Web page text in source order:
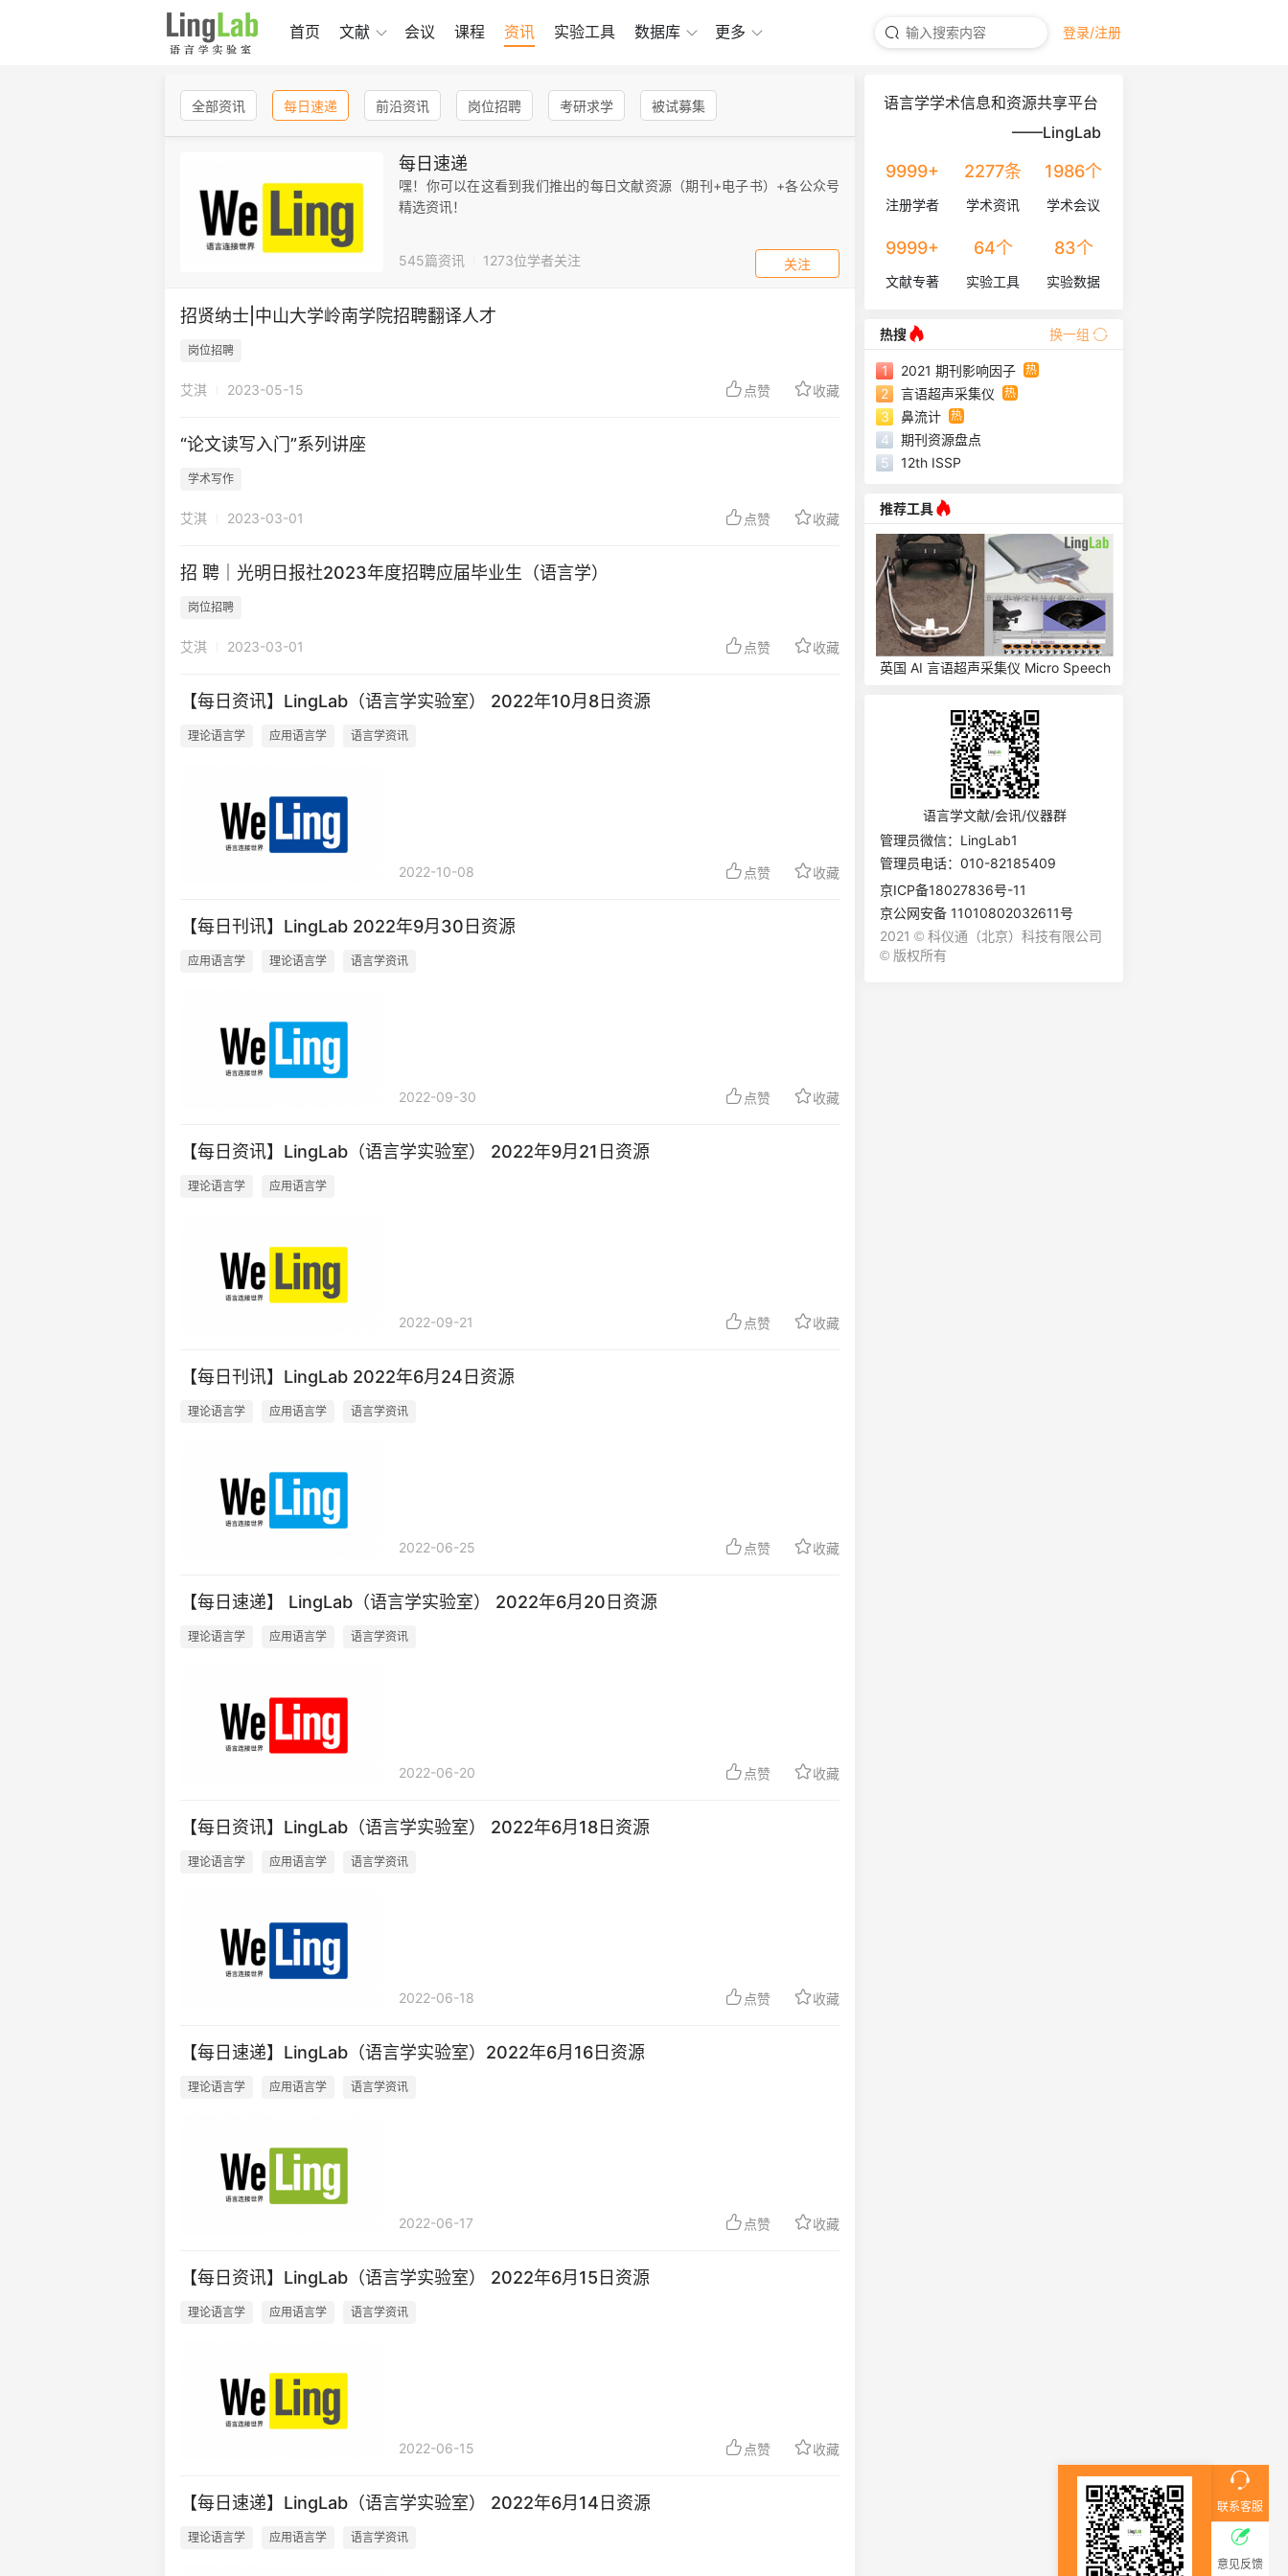
首页 文献 会议 课程 资讯 实验工具 数据库 更多 登录/注册
联系客服
意见反馈
全部资讯 每日速递 前沿资讯 岗位招聘 考研求学 被试募集
每日速递
嘿！你可以在这看到我们推出的每日文献资源（期刊+电子书）+各公众号
精选资讯！
545篇资讯 1273位学者关注 关注
招贤纳士|中山大学岭南学院招聘翻译人才
岗位招聘
艾淇 2023-05-15 点赞 收藏
“论文读写入门”系列讲座
学术写作
艾淇 2023-03-01 点赞 收藏
招 聘｜光明日报社2023年度招聘应届毕业生（语言学）
岗位招聘
艾淇 2023-03-01 点赞 收藏
【每日资讯】LingLab（语言学实验室） 2022年10月8日资源
理论语言学 应用语言学 语言学资讯
2022-10-08 点赞 收藏
【每日刊讯】LingLab 2022年9月30日资源
应用语言学 理论语言学 语言学资讯
2022-09-30 点赞 收藏
【每日资讯】LingLab（语言学实验室） 2022年9月21日资源
理论语言学 应用语言学
2022-09-21 点赞 收藏
【每日刊讯】LingLab 2022年6月24日资源
理论语言学 应用语言学 语言学资讯
2022-06-25 点赞 收藏
【每日速递】 LingLab（语言学实验室） 2022年6月20日资源
理论语言学 应用语言学 语言学资讯
2022-06-20 点赞 收藏
【每日资讯】LingLab（语言学实验室） 2022年6月18日资源
理论语言学 应用语言学 语言学资讯
2022-06-18 点赞 收藏
【每日速递】LingLab（语言学实验室）2022年6月16日资源
理论语言学 应用语言学 语言学资讯
2022-06-17 点赞 收藏
【每日资讯】LingLab（语言学实验室） 2022年6月15日资源
理论语言学 应用语言学 语言学资讯
2022-06-15 点赞 收藏
【每日速递】LingLab（语言学实验室） 2022年6月14日资源
理论语言学 应用语言学 语言学资讯
语言学学术信息和资源共享平台
——LingLab
9999+
注册学者
2277条
学术资讯
1986个
学术会议
9999+
文献专著
64个
实验工具
83个
实验数据
热搜
换一组
1 2021 期刊影响因子 热
2 言语超声采集仪 热
3 鼻流计 热
4
期刊资源盘点
5
12th ISSP
推荐工具
系统/气流气压仪 PAS6600
美国 ABM 脑电仪 B-Alert
语言学文献/会讯/仪器群
管理员微信：LingLab1
管理员电话：010-82185409
京ICP备18027836号-11
京公网安备 11010802032611号
2021 © 科仪通（北京）科技有限公司
© 版权所有